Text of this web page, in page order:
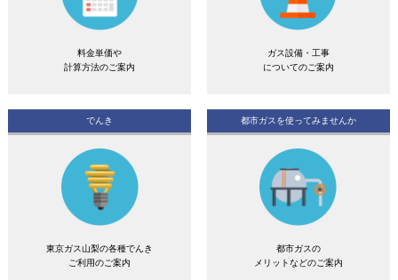
料金単価や
計算方法のご案内
ガス設備・工事
についてのご案内
でんき
東京ガス山梨の各種でんき
ご利用のご案内
都市ガスを使ってみませんか
都市ガスの
メリットなどのご案内